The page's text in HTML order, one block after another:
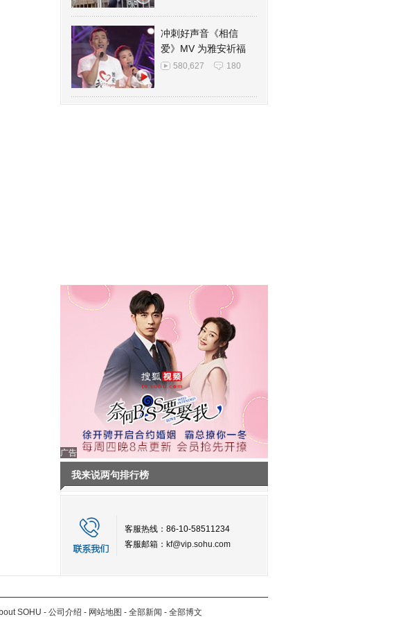
冲刺好声音《相信
爱》MV 为雅安祈福
580,627 180
广告
我来说两句排行榜
客服热线：86-10-58511234
客服邮箱： kf@vip.sohu.com
SOHU - 公司介绍 - 网站地图 - 全部新闻 - 全部博文